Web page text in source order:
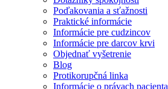
Poďakovania a sťažnosti
Praktické informácie
Informácie pre cudzincov
Informácie pre darcov krvi
Objednať vyšetrenie
Blog
Protikorupčná linka
Informácie o právach pacienta